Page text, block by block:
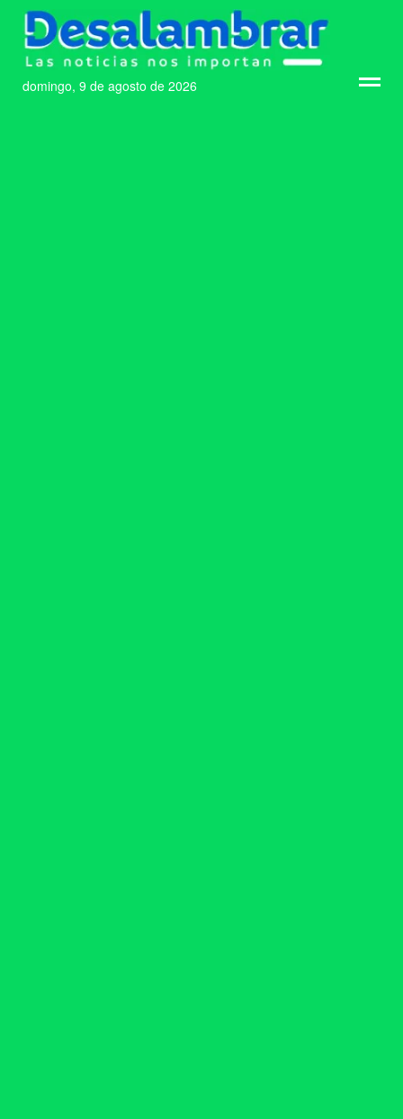
domingo, 9 de agosto de 2026